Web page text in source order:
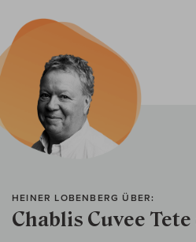
HEINER LOBENBERG ÜBER:
Chablis Cuvee